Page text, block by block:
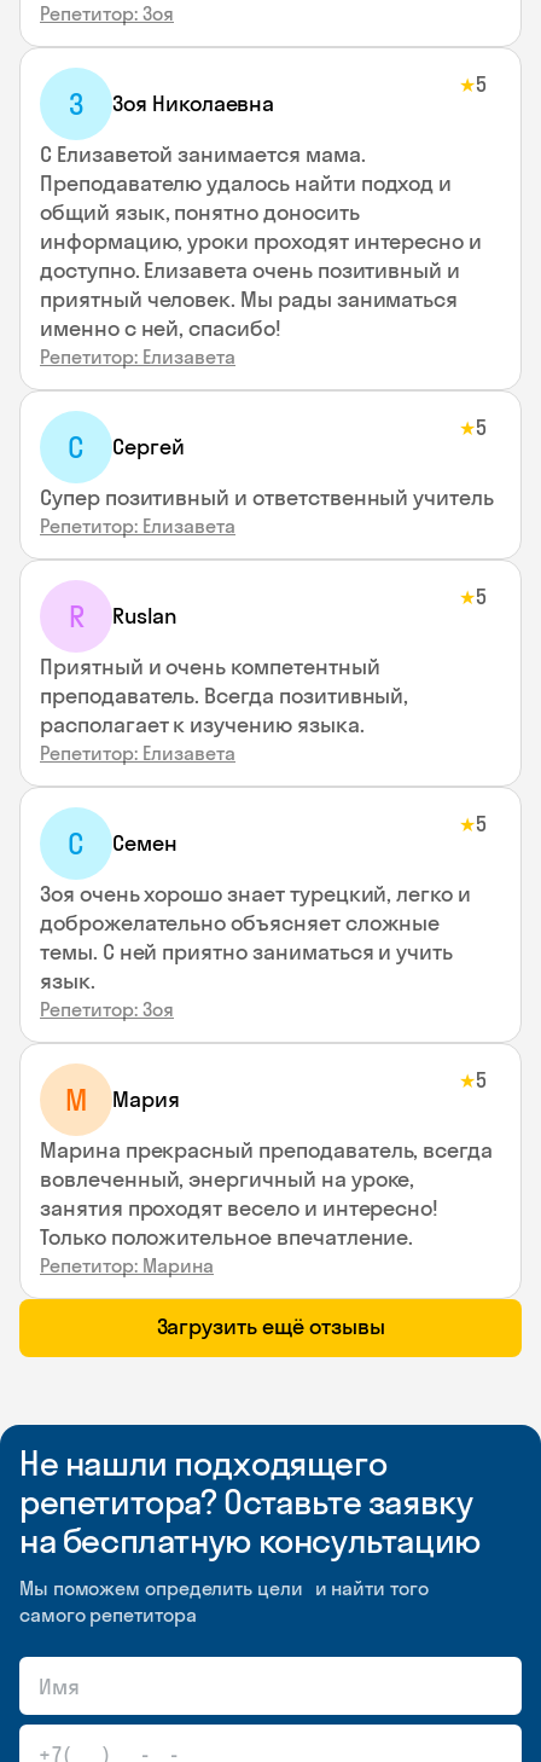
Репетитор: Зоя
З Зоя Николаевна
★5
С Елизаветой занимается мама.
Преподавателю удалось найти подход и
общий язык, понятно доносить
информацию, уроки проходят интересно и
доступно. Елизавета очень позитивный и
приятный человек. Мы рады заниматься
именно с ней, спасибо!
Репетитор: Елизавета
С Сергей
★5
Супер позитивный и ответственный учитель
Репетитор: Елизавета
R Ruslan
★5
Приятный и очень компетентный
преподаватель. Всегда позитивный,
располагает к изучению языка.
Репетитор: Елизавета
С Семен
★5
Зоя очень хорошо знает турецкий, легко и
доброжелательно объясняет сложные
темы. С ней приятно заниматься и учить
язык.
Репетитор: Зоя
М Мария
★5
Марина прекрасный преподаватель, всегда
вовлеченный, энергичный на уроке,
занятия проходят весело и интересно!
Только положительное впечатление.
Репетитор: Марина
Загрузить ещё отзывы
Не нашли подходящего
репетитора? Оставьте заявку
на бесплатную консультацию
Мы поможем определить цели и найти того
самого репетитора